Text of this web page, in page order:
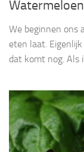
We beginnen ons
eten laat.
dat komt nog. Als